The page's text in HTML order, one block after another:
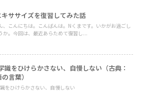
キササイズを復習してみた話
、こんにちは。こんばんは。Nくまです。いかがお過ごし
か。今回は、最近あらためて復習し...
識をひけらかさない、自慢しない（古典：
言葉）
をひけらかさない、自慢しない